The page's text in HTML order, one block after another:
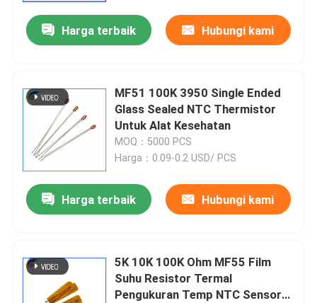
Harga terbaik Hubungi kami
MF51 100K 3950 Single Ended
Glass Sealed NTC Thermistor
Untuk Alat Kesehatan
MOQ：5000 PCS
Harga：0.09-0.2 USD/ PCS
Harga terbaik Hubungi kami
5K 10K 100K Ohm MF55 Film
Suhu Resistor Termal
Pengukuran Temp NTC Sensor